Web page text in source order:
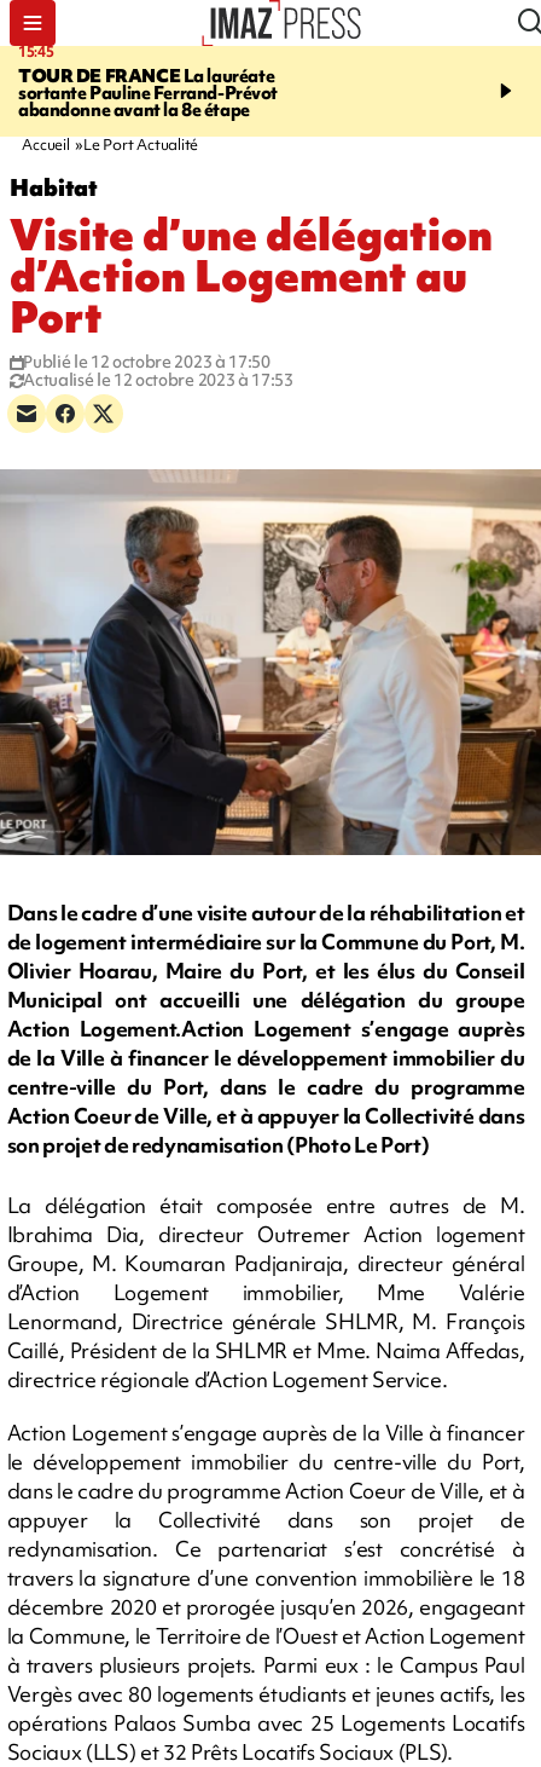
15:45
TOUR DE FRANCELa lauréate
sortante Pauline Ferrand-Prévot
abandonne avant la 8e étape
20:17
routière, concours de
Accueil Le Port Actualité
Habitat
Visite d’une délégation
d’Action Logement au
Port
Publié le 12 octobre 2023 à 17:50
Actualisé le 12 octobre 2023 à 17:53
Dans le cadre d’une visite autour de la réhabilitation et
de logement intermédiaire sur la Commune du Port, M.
Olivier Hoarau, Maire du Port, et les élus du Conseil
Municipal ont accueilli une délégation du groupe
Action Logement.Action Logement s’engage auprès
de la Ville à financer le développement immobilier du
centre-ville du Port, dans le cadre du programme
Action Coeur de Ville, et à appuyer la Collectivité dans
son projet de redynamisation (Photo Le Port)
La délégation était composée entre autres de M.
Ibrahima Dia, directeur Outremer Action logement
Groupe, M. Koumaran Padjaniraja, directeur général
d’Action Logement immobilier, Mme Valérie
Lenormand, Directrice générale SHLMR, M. François
Caillé, Président de la SHLMR et Mme. Naima Affedas,
directrice régionale d’Action Logement Service.
Action Logement s’engage auprès de la Ville à financer
le développement immobilier du centre-ville du Port,
dans le cadre du programme Action Coeur de Ville, et à
appuyer la Collectivité dans son projet de
redynamisation. Ce partenariat s’est concrétisé à
travers la signature d’une convention immobilière le 18
décembre 2020 et prorogée jusqu’en 2026, engageant
la Commune, le Territoire de l’Ouest et Action Logement
à travers plusieurs projets. Parmi eux : le Campus Paul
Vergès avec 80 logements étudiants et jeunes actifs, les
opérations Palaos Sumba avec 25 Logements Locatifs
Sociaux (LLS) et 32 Prêts Locatifs Sociaux (PLS).